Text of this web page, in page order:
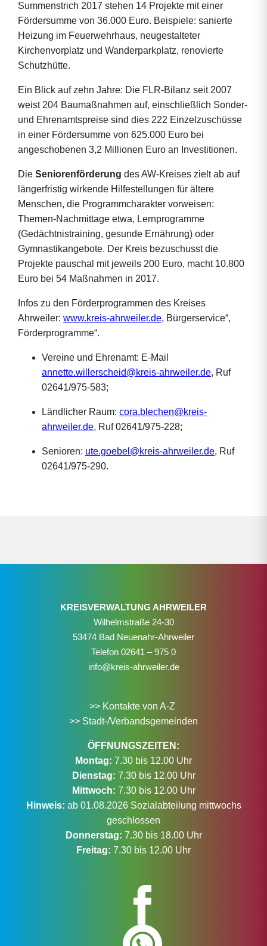
Summenstrich 2017 stehen 14 Projekte mit einer
Fördersumme von 36.000 Euro. Beispiele: sanierte
Heizung im Feuerwehrhaus, neugestalteter
Kirchenvorplatz und Wanderparkplatz, renovierte
Schutzhütte.
Ein Blick auf zehn Jahre: Die FLR-Bilanz seit 2007
weist 204 Baumaßnahmen auf, einschließlich Sonder-
und Ehrenamtspreise sind dies 222 Einzelzuschüsse
in einer Fördersumme von 625.000 Euro bei
angeschobenen 3,2 Millionen Euro an Investitionen.
Die Seniorenförderung des AW-Kreises zielt ab auf
längerfristig wirkende Hilfestellungen für ältere
Menschen, die Programmcharakter vorweisen:
Themen-Nachmittage etwa, Lernprogramme
(Gedächtnistraining, gesunde Ernährung) oder
Gymnastikangebote. Der Kreis bezuschusst die
Projekte pauschal mit jeweils 200 Euro, macht 10.800
Euro bei 54 Maßnahmen in 2017.
Infos zu den Förderprogrammen des Kreises
Ahrweiler: www.kreis-ahrweiler.de, Bürgerservice“,
Förderprogramme“.
Vereine und Ehrenamt: E-Mail
annette.willerscheid@kreis-ahrweiler.de, Ruf
02641/975-583;
Ländlicher Raum: cora.blechen@kreis-
ahrweiler.de, Ruf 02641/975-228;
Senioren: ute.goebel@kreis-ahrweiler.de, Ruf
02641/975-290.
KREISVERWALTUNG AHRWEILER
Wilhelmstraße 24-30
53474 Bad Neuenahr-Ahrweiler
Telefon 02641 – 975 0
info@kreis-ahrweiler.de
>> Kontakte von A-Z
>> Stadt-/Verbandsgemeinden
ÖFFNUNGSZEITEN:
Montag: 7.30 bis 12.00 Uhr
Dienstag: 7.30 bis 12.00 Uhr
Mittwoch: 7.30 bis 12.00 Uhr
Hinweis: ab 01.08.2026 Sozialabteilung mittwochs
geschlossen
Donnerstag: 7.30 bis 18.00 Uhr
Freitag: 7.30 bis 12.00 Uhr